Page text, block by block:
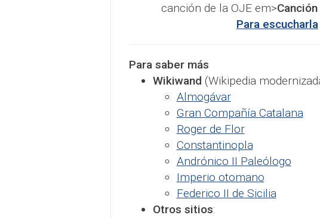
canción de la OJE em>
Para escucharla
Para saber más
Wikiwand (Wikipedia
Almogávar
Gran Compañía Catalana
Roger de Flor
Constantinopla
Andrónico II Paleólogo
Imperio otomano
Federico II de Sicilia
Otros sitios: